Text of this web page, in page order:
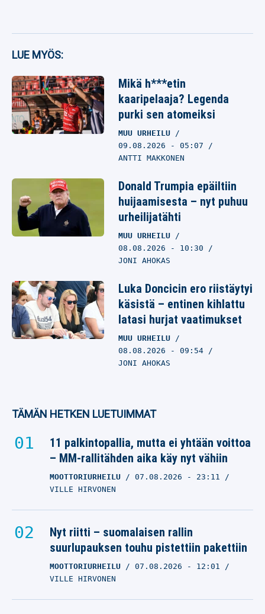
LUE MYÖS:
Mikä h***etin
kaaripelaaja? Legenda
purki sen atomeiksi
MUU URHEILU
09.08.2026 - 05:07
ANTTI MAKKONEN
Donald Trumpia epäiltiin
huijaamisesta – nyt puhuu
urheilijatähti
MUU URHEILU
08.08.2026 - 10:30
JONI AHOKAS
Luka Doncicin ero riistäytyi
käsistä – entinen kihlattu
latasi hurjat vaatimukset
MUU URHEILU
08.08.2026 - 09:54
JONI AHOKAS
TÄMÄN HETKEN LUETUIMMAT
11 palkintopallia, mutta ei yhtään voittoa
– MM-rallitähden aika käy nyt vähiin
MOOTTORIURHEILU 07.08.2026 - 23:11
VILLE HIRVONEN
Nyt riitti – suomalaisen rallin
suurlupauksen touhu pistettiin pakettiin
MOOTTORIURHEILU 07.08.2026 - 12:01
VILLE HIRVONEN